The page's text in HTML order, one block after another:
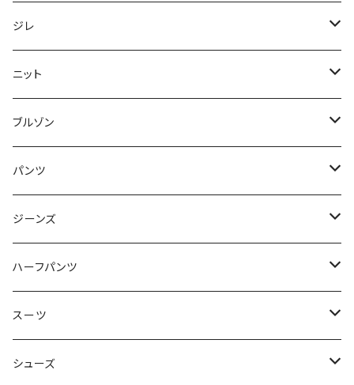
50/XL～
48/L
50/XL～
46/M
48/L
50/XL～
～44/S
46/M
48/L
50/XL～
ジレ
～44/S
46/M
48/L
50/XL～
ニット
～44/S
46/M
48/L
50/XL～
ブルゾン
～44/S
46/M
48/L
50/XL～
パンツ
～44/S
46/M
48/L
50/XL～
ジーンズ
～44/S
46/M
48/L
ハーフパンツ
～44/S
46/M
スーツ
～44/S
シューズ